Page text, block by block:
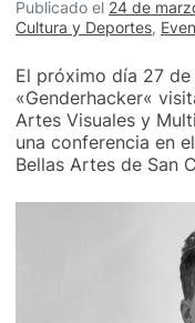
Publicado el 24 de
Cultura y Deportes,
El próximo día 27
«Genderhacker«
Artes Visuales y
una conferencia en
Bellas Artes de San